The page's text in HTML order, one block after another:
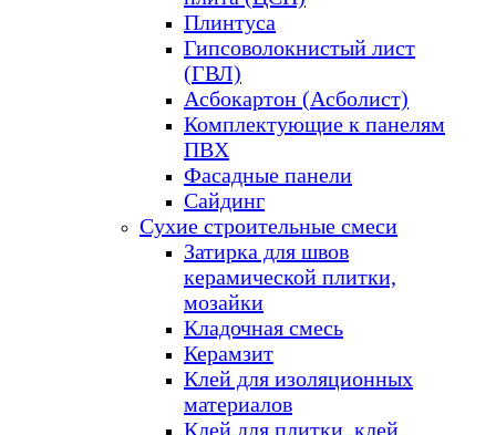
Плинтуса
Гипсоволокнистый лист
(ГВЛ)
Асбокартон (Асболист)
Комплектующие к панелям
ПВХ
Фасадные панели
Сайдинг
Сухие строительные смеси
Затирка для швов
керамической плитки,
мозайки
Кладочная смесь
Керамзит
Клей для изоляционных
материалов
Клей для плитки, клей